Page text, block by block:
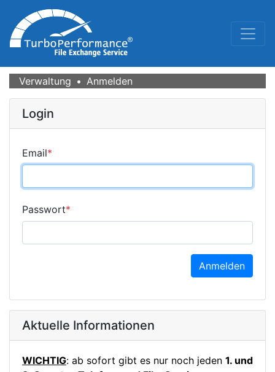
Verwaltung Anmelden
Login
Email*
Passwort*
Anmelden
Aktuelle Informationen
WICHTIG: ab sofort gibt es nur noch jeden 1. und